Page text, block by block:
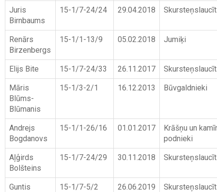
Juris
Birnbaums
15-1/7-24/24 29.04.2018
Renārs
Birzenbergs
15-1/1-13/9 05.02.2018 Jumiķi
Elijs Bite 15-1/7-24/33 26.11.2017
Māris
Blūms-
Blūmanis
15-1/3-2/1 16.12.2013 Būvgaldnieki
Andrejs
Bogdanovs
15-1/1-26/16 01.01.2017
Krāšņu un
podnieki
Aļģirds
Bolšteins
15-1/7-24/29 30.11.2018
Guntis
15-1/7-5/2 26.06.2019